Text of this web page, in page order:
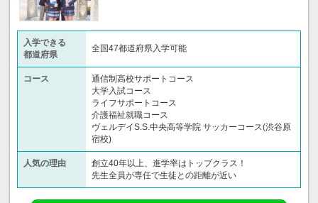
入学できる
都道府県
全国47都道府県入学可能
コース
通信制高校サポートコース
大学入試コース
ライフサポートコース
介護福祉就職コース
ヴェルデイS.S.中央高等学院 サッカーコース(渋谷原
宿校)
人気の理由
創立40年以上、進学率はトップクラス！
先生全員が専任で生徒との距離が近い